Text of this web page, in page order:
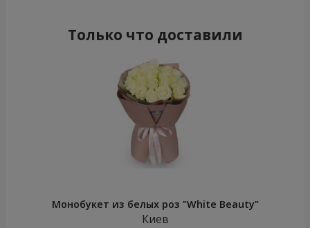
Только что доставили
Монобукет из белых роз "White Beauty"
Киев